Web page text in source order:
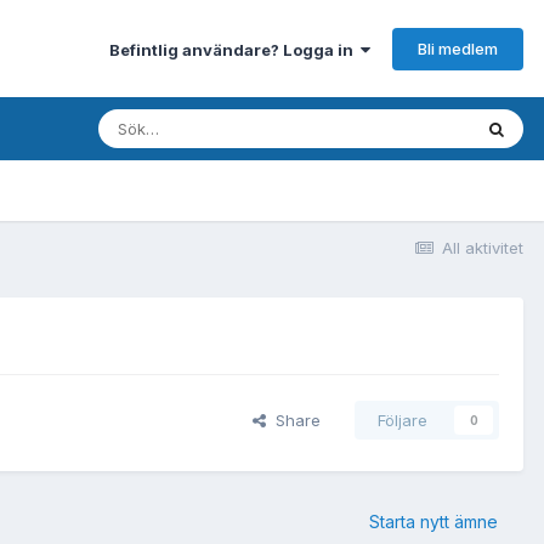
Befintlig användare? Logga in Bli medlem
All aktivitet
Share Följare 0
Starta nytt ämne